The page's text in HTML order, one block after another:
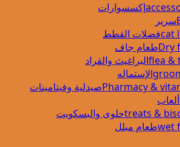
إكسسوارات
سرير
فضلات القطط
طعام جاف
البراغيث والقراد
الإستماله
صيدلية وفيتامينات
ألعاب
حلوى والبسكويت
طعام مبلل